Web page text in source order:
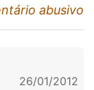
abusivo
26/01/2012